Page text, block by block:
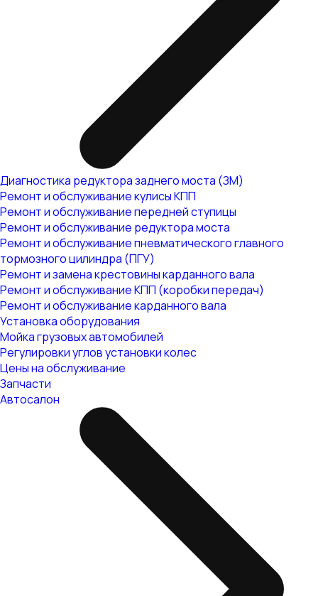
Диагностика редуктора заднего моста (ЗМ)
Ремонт и обслуживание кулисы КПП
Ремонт и обслуживание передней ступицы
Ремонт и обслуживание редуктора моста
Ремонт и обслуживание пневматического главного
тормозного цилиндра (ПГУ)
Ремонт и замена крестовины карданного вала
Ремонт и обслуживание КПП (коробки передач)
Ремонт и обслуживание карданного вала
Установка оборудования
Мойка грузовых автомобилей
Регулировки углов установки колес
Цены на обслуживание
Запчасти
Автосалон